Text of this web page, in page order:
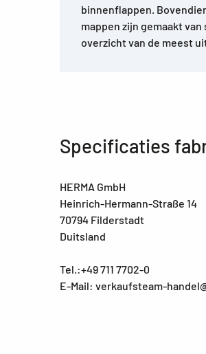
binnenflappen.
mappen zijn gemaakt
overzicht van de meest
Specificaties
HERMA GmbH
Heinrich-Hermann-Straße 14
70794 Filderstadt
Duitsland
Tel.:+49 711 7702-0
E-Mail: verkaufsteam-